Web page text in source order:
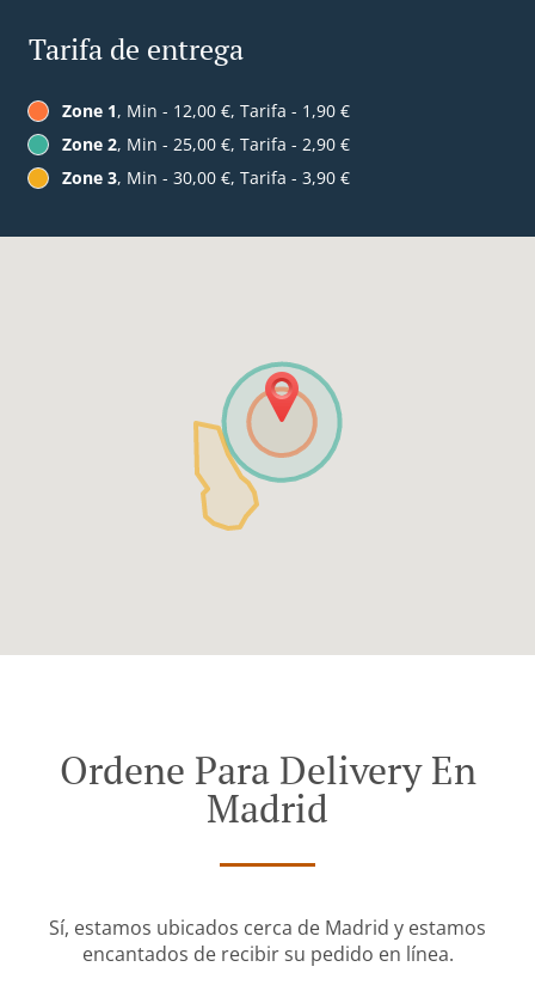
Tarifa de entrega
Zone 1, Min - 12,00 €, Tarifa - 1,90 €
Zone 2, Min - 25,00 €, Tarifa - 2,90 €
Zone 3, Min - 30,00 €, Tarifa - 3,90 €
Ordene Para Delivery En
Madrid
Sí, estamos ubicados cerca de Madrid y estamos
encantados de recibir su pedido en línea.